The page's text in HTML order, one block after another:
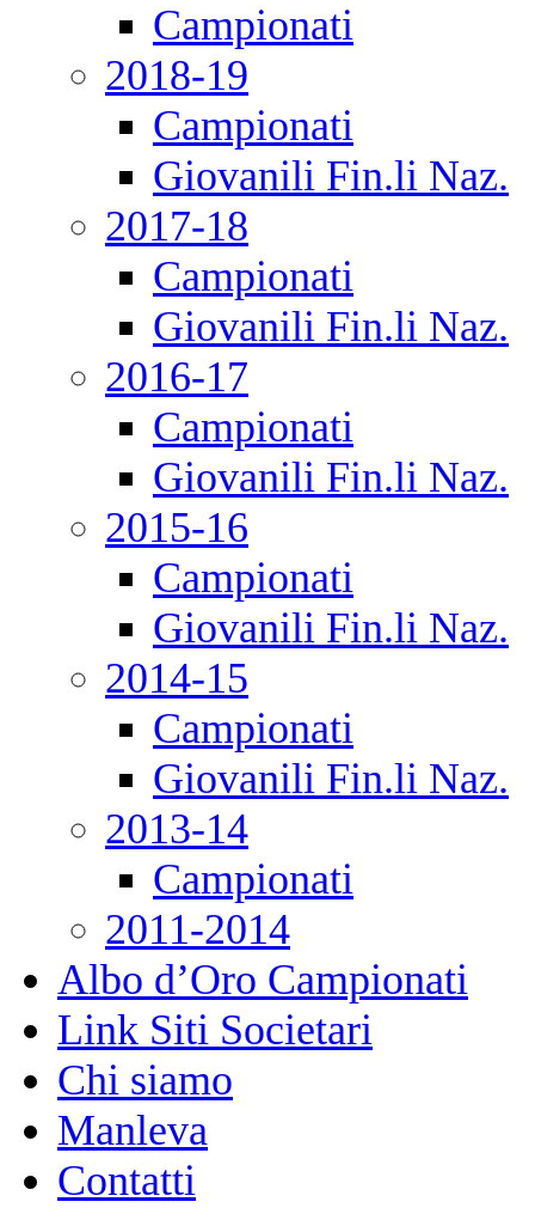
Campionati
2018-19
Campionati
Giovanili Fin.li Naz.
2017-18
Campionati
Giovanili Fin.li Naz.
2016-17
Campionati
Giovanili Fin.li Naz.
2015-16
Campionati
Giovanili Fin.li Naz.
2014-15
Campionati
Giovanili Fin.li Naz.
2013-14
Campionati
2011-2014
Albo d’Oro Campionati
Link Siti Societari
Chi siamo
Manleva
Contatti